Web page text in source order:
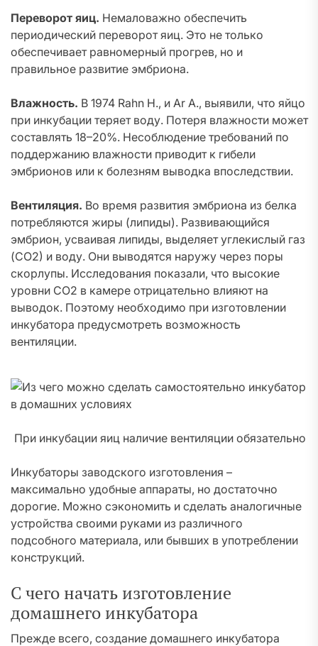
Переворот яиц. Немаловажно обеспечить
периодический переворот яиц. Это не только
обеспечивает равномерный прогрев, но и
правильное развитие эмбриона.
Влажность. В 1974 Rahn H., и Ar A., выявили, что яйцо
при инкубации теряет воду. Потеря влажности может
составлять 18–20%. Несоблюдение требований по
поддержанию влажности приводит к гибели
эмбрионов или к болезням выводка впоследствии.
Вентиляция. Во время развития эмбриона из белка
потребляются жиры (липиды). Развивающийся
эмбрион, усваивая липиды, выделяет углекислый газ
(СО2) и воду. Они выводятся наружу через поры
скорлупы. Исследования показали, что высокие
уровни CO2 в камере отрицательно влияют на
выводок. Поэтому необходимо при изготовлении
инкубатора предусмотреть возможность
вентиляции.
При инкубации яиц наличие вентиляции обязательно
Инкубаторы заводского изготовления –
максимально удобные аппараты, но достаточно
дорогие. Можно сэкономить и сделать аналогичные
устройства своими руками из различного
подсобного материала, или бывших в употреблении
конструкций.
С чего начать изготовление
домашнего инкубатора
Прежде всего, создание домашнего инкубатора